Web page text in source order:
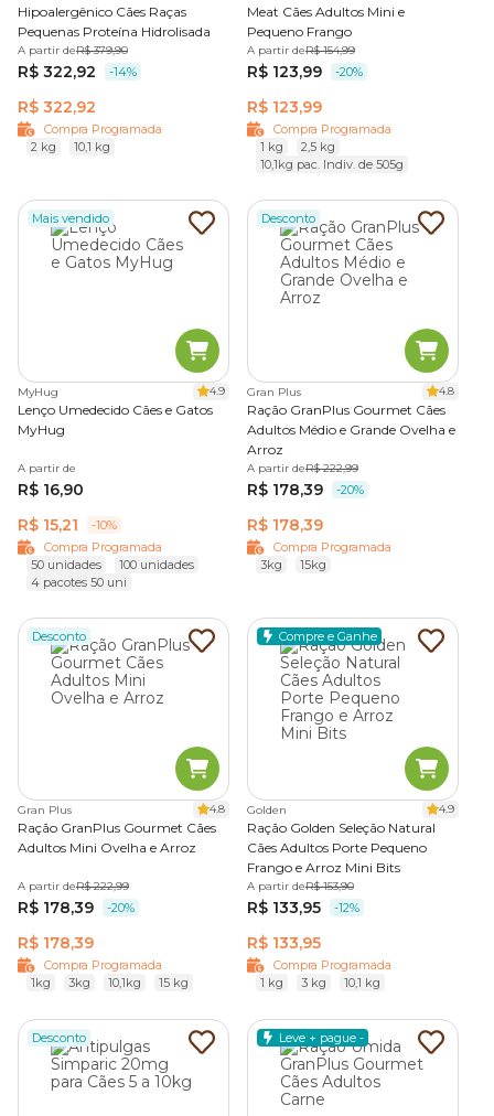
Hipoalergênico Cães Raças
Pequenas Proteína Hidrolisada
A partir deR$ 379,90
R$ 322,92 -14%
R$ 322,92
Compra Programada
2 kg
10,1 kg
Meat Cães Adultos Mini e
Pequeno Frango
A partir deR$ 154,99
R$ 123,99 -20%
R$ 123,99
Compra Programada
1 kg
2,5 kg
10,1kg pac. Indiv. de 505g
Mais vendido
MyHug 4.9
Lenço Umedecido Cães e Gatos
MyHug
A partir de
R$ 16,90
R$ 15,21
-10%
Compra Programada
50 unidades
100 unidades
4 pacotes 50 uni
Desconto
Gran Plus 4.8
Ração GranPlus Gourmet Cães
Adultos Médio e Grande Ovelha e
Arroz
A partir deR$ 222,99
R$ 178,39 -20%
R$ 178,39
Compra Programada
3kg
15kg
Desconto
Gran Plus 4.8
Ração GranPlus Gourmet Cães
Adultos Mini Ovelha e Arroz
A partir deR$ 222,99
R$ 178,39 -20%
R$ 178,39
Compra Programada
1kg
3kg 10,1kg 15 kg
Compre e Ganhe
Golden 4.9
Ração Golden Seleção Natural
Cães Adultos Porte Pequeno
Frango e Arroz Mini Bits
A partir deR$ 153,90
R$ 133,95 -12%
R$ 133,95
Compra Programada
1 kg
3 kg 10,1 kg
Desconto Leve + pague -